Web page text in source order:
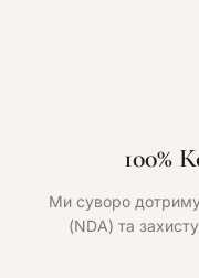
100%
Ми суворо
(NDA) та